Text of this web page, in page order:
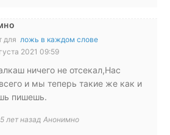
для ложь в каждом слове
2021 09:59
ничего не отсекал,Нас
и мы теперь такие же как и
пишешь.
лет назад Анонимно